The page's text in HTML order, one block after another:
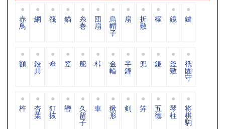
赤
鳥
網 筏 錨 糸
巻
団
扇
烏
帽
子
扇 折
敷
櫂 鏡 鍵
額 鉸
具
傘 笠 舵 桛 金
輪
半
鐘
兜 鎌 釜
敷
祇
園
守
杵 杏
葉
釘
抜
轡 久
留
子
車 鍬
形
剣 笄 五
德
琴
柱
将
棋
駒